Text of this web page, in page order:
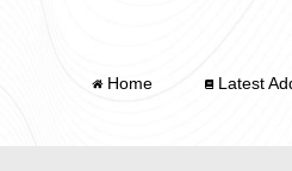
Home Latest